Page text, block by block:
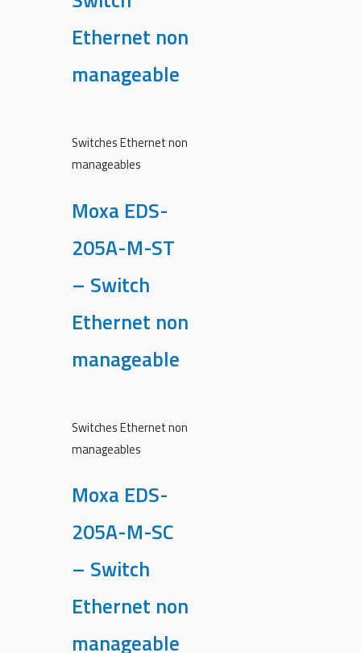
Ethernet non
manageable
Switches Ethernet non
manageables
Moxa EDS-
205A-M-ST
– Switch
Ethernet non
manageable
Switches Ethernet non
manageables
Moxa EDS-
205A-M-SC
– Switch
Ethernet non
manageable